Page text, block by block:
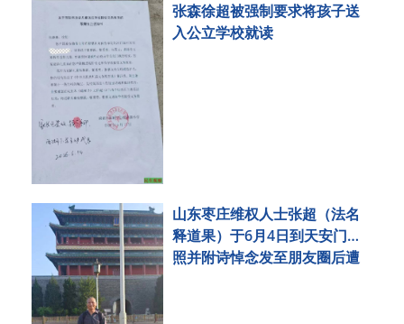
张森徐超被强制要求将孩子送
入公立学校就读
山东枣庄维权人士张超（法名
释道果）于6月4日到天安门拍
照并附诗悼念发至朋友圈后遭